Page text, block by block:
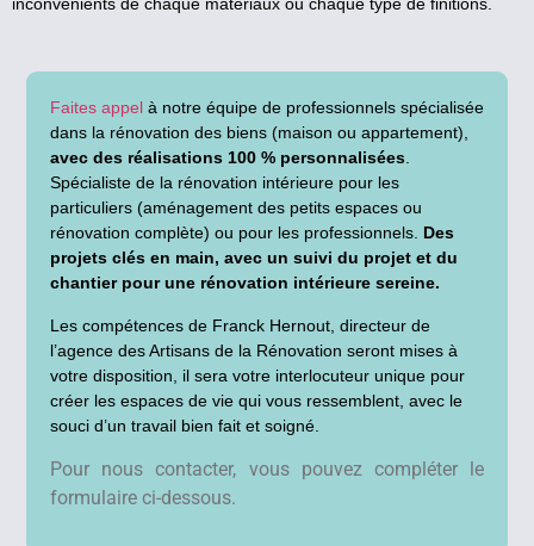
Faites appel à notre équipe de professionnels spécialisée
dans la rénovation des biens (maison ou appartement),
avec des réalisations 100 % personnalisées.
Spécialiste de la rénovation intérieure pour les
particuliers (aménagement des petits espaces ou
rénovation complète) ou pour les professionnels. Des
projets clés en main, avec un suivi du projet et du
chantier pour une rénovation intérieure sereine.
Les compétences de Franck Hernout, directeur de
l’agence des Artisans de la Rénovation seront mises à
votre disposition, il sera votre interlocuteur unique pour
créer les espaces de vie qui vous ressemblent, avec le
souci d’un travail bien fait et soigné.
Pour nous contacter, vous pouvez compléter le
formulaire ci-dessous.